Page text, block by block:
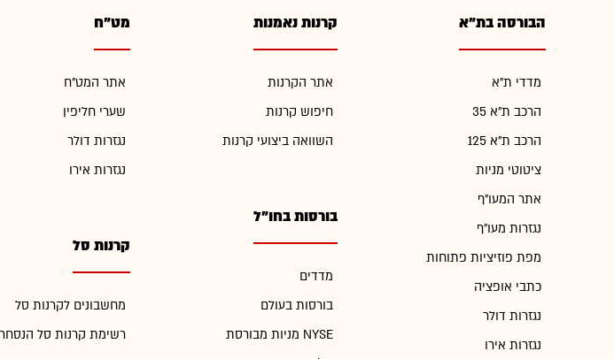
הבורסה בת"א
מדדי ת"א
הרכב ת"א 35
הרכב ת"א 125
ציטוטי מניות
אתר המעו"ף
נגזרות מעו"ף
מפת פוזיציות פתוחות
כתבי אופציה
נגזרות דולר
נגזרות אירו
קרנות נאמנות
אתר הקרנות
חיפוש קרנות
השוואה ביצועי קרנות
בורסות בחו"ל
מדדים
בורסות בעולם
מניות מבורסת NYSE
מט"ח
אתר המט"ח
שערי חליפין
נגזרות דולר
נגזרות אירו
קרנות סל
מחשבונים לקרנות סל
רשימת קרנות סל